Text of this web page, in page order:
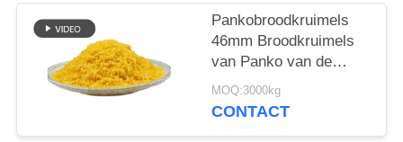
Pankobroodkruimels
46mm Broodkruimels
van Panko van de
Naaldvorm Gele
MOQ:3000kg
CONTACT